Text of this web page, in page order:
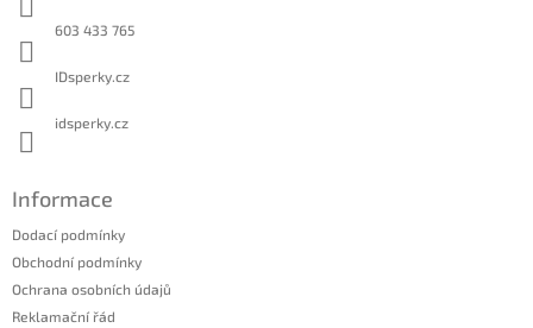
603 433 765
IDsperky.cz
idsperky.cz
Informace
Dodací podmínky
Obchodní podmínky
Ochrana osobních údajů
Reklamační řád